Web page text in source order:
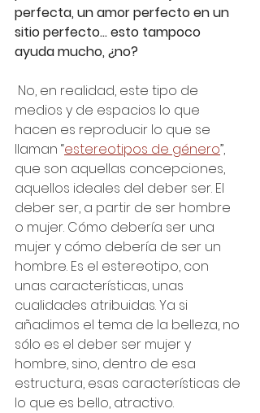
perfecta, un amor perfecto en un
sitio perfecto… esto tampoco
ayuda mucho, ¿no?
medios y de espacios lo que
hacen es reproducir lo que se
llaman “estereotipos de género”,
que son aquellas concepciones,
aquellos ideales del deber ser. El
deber ser, a partir de ser hombre
o mujer. Cómo debería ser una
mujer y cómo debería de ser un
hombre. Es el estereotipo, con
unas características, unas
cualidades atribuidas. Ya si
añadimos el tema de la belleza, no
sólo es el deber ser mujer y
hombre, sino, dentro de esa
estructura, esas características de
lo que es bello, atractivo.